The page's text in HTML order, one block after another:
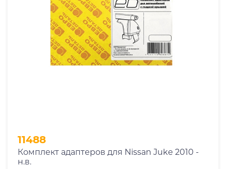
11488
Комплект адаптеров для Nissan Juke 2010 -
н.в.